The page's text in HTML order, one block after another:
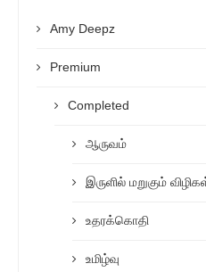
Amy Deepz
Premium
Completed
ஆருவம்
இருளில் மறுகும்
உதரக்கொதி
உமிழ்வு